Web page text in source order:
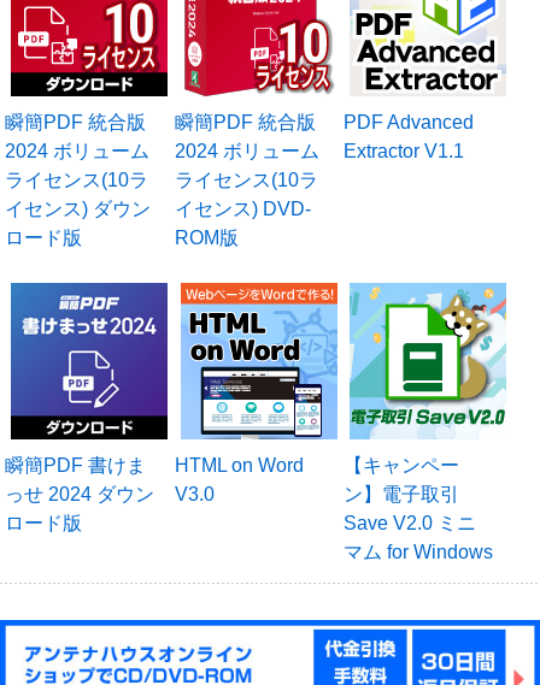
瞬簡PDF 統合版
2024 ボリューム
ライセンス(10ラ
イセンス) ダウン
ロード版
瞬簡PDF 統合版
2024 ボリューム
ライセンス(10ラ
イセンス) DVD-
ROM版
PDF Advanced
Extractor V1.1
瞬簡PDF 書けま
っせ 2024 ダウン
ロード版
HTML on Word
V3.0
【キャンペー
ン】電子取引
Save V2.0 ミニ
マム for Windows